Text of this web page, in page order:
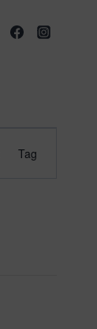
Tag